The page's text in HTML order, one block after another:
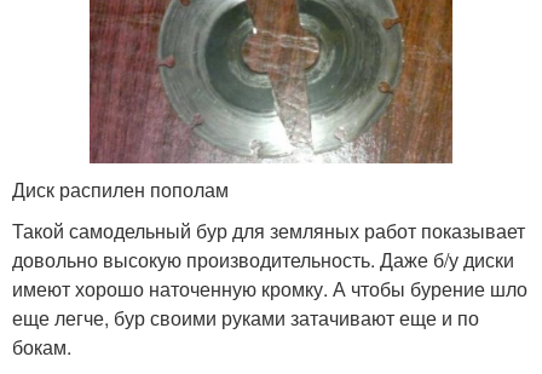
Диск распилен пополам
Такой самодельный бур для земляных работ показывает
довольно высокую производительность. Даже б/у диски
имеют хорошо наточенную кромку. А чтобы бурение шло
еще легче, бур своими руками затачивают еще и по
бокам.